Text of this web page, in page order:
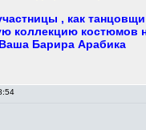
, как
коллекцию костюмов
Барира Арабика